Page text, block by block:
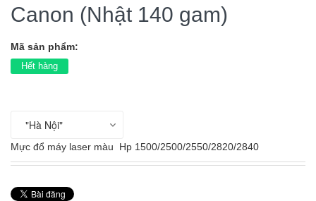
Canon (Nhật 140 gam)
Mã sản phẩm:
Hết hàng
Mực đổ máy laser màu Hp 1500/2500/2550/2820/2840